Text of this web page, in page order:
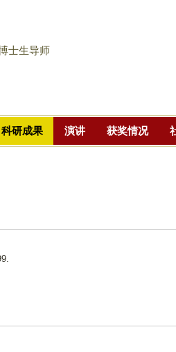
到
主
要
士生导师
科研成果 演讲 获奖情况